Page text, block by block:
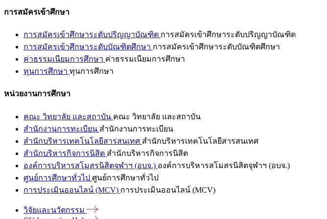
การสมัครเข้าศึกษา
การสมัครเข้าศึกษาระดับปริญญาบัณฑิต การสมัครเข้าศึกษาระดับปริญญาบัณฑิต
การสมัครเข้าศึกษาระดับบัณฑิตศึกษา การสมัครเข้าศึกษาระดับบัณฑิตศึกษา
ค่าธรรมเนียมการศึกษา ค่าธรรมเนียมการศึกษา
ทุนการศึกษา ทุนการศึกษา
หน่วยงานการศึกษา
คณะ วิทยาลัย และสถาบัน คณะ วิทยาลัย และสถาบัน
สำนักงานการทะเบียน สำนักงานการทะเบียน
สำนักบริหารเทคโนโลยีสารสนเทศ สำนักบริหารเทคโนโลยีสารสนเทศ
สำนักบริหารกิจการนิสิต สำนักบริหารกิจการนิสิต
องค์การบริหารสโมสรนิสิตจุฬาฯ (อบจ.) องค์การบริหารสโมสรนิสิตจุฬาฯ (อบจ.)
ศูนย์การศึกษาทั่วไป ศูนย์การศึกษาทั่วไป
การประเมินออนไลน์ (MCV) การประเมินออนไลน์ (MCV)
วิจัยและนวัตกรรม